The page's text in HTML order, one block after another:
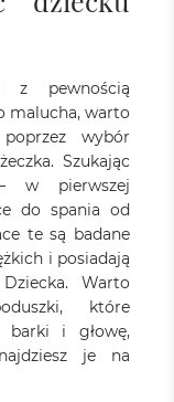
z pewnością
malucha, warto
wybór
Szukając
w pierwszej
do spania od
te są badane
i posiadają
Warto
które
barki i głowę,
je na